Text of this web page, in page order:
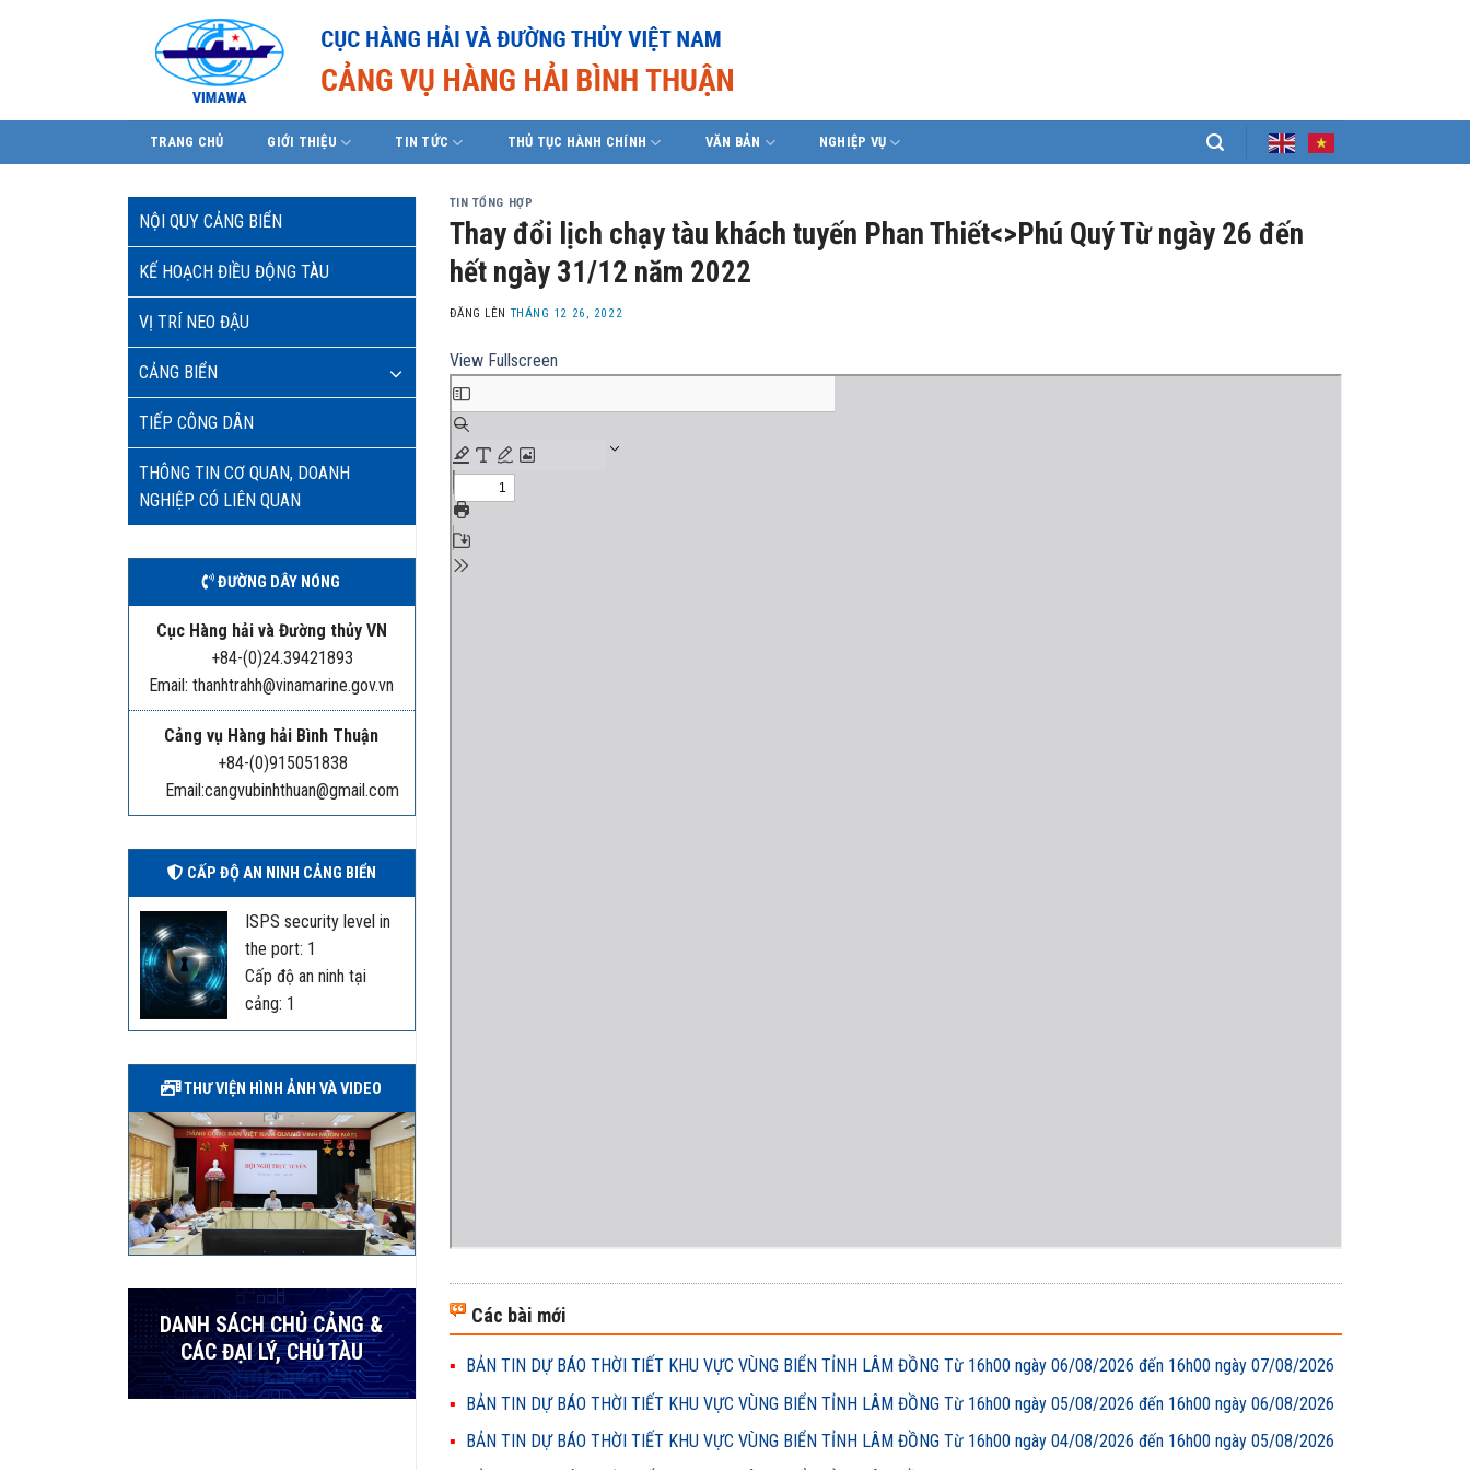
TRANG CHỦ GIỚI THIỆU TIN TỨC THỦ TỤC HÀNH CHÍNH VĂN BẢN NGHIỆP VỤ
NỘI QUY CẢNG BIỂN
KẾ HOẠCH ĐIỀU ĐỘNG TÀU
VỊ TRÍ NEO ĐẬU
CẢNG BIỂN
TIẾP CÔNG DÂN
THÔNG TIN CƠ QUAN, DOANH
NGHIỆP CÓ LIÊN QUAN
ĐƯỜNG DÂY NÓNG
Cục Hàng hải và Đường thủy VN
+84-(0)24.39421893
Email: thanhtrahh@vinamarine.gov.vn
Cảng vụ Hàng hải Bình Thuận
+84-(0)915051838
Email:cangvubinhthuan@gmail.com
CẤP ĐỘ AN NINH CẢNG BIỂN
ISPS security level in
the port: 1
Cấp độ an ninh tại
cảng: 1
THƯ VIỆN HÌNH ẢNH VÀ VIDEO
DANH SÁCH CHỦ CẢNG &
CÁC ĐẠI LÝ, CHỦ TÀU
TIN TỔNG HỢP
Thay đổi lịch chạy tàu khách tuyến Phan Thiết<>Phú Quý Từ ngày 26 đến
hết ngày 31/12 năm 2022
ĐĂNG LÊN THÁNG 12 26, 2022
View Fullscreen
Các bài mới
BẢN TIN DỰ BÁO THỜI TIẾT KHU VỰC VÙNG BIỂN TỈNH LÂM ĐỒNG Từ 16h00 ngày 06/08/2026 đến 16h00 ngày 07/08/2026
BẢN TIN DỰ BÁO THỜI TIẾT KHU VỰC VÙNG BIỂN TỈNH LÂM ĐỒNG Từ 16h00 ngày 05/08/2026 đến 16h00 ngày 06/08/2026
BẢN TIN DỰ BÁO THỜI TIẾT KHU VỰC VÙNG BIỂN TỈNH LÂM ĐỒNG Từ 16h00 ngày 04/08/2026 đến 16h00 ngày 05/08/2026